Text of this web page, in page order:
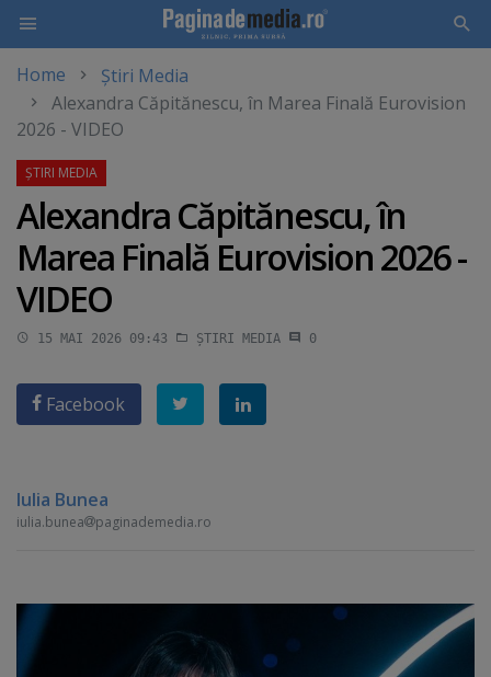
main
content
Home
Știri Media
Alexandra Căpitănescu, în Marea Finală Eurovision
2026 - VIDEO
Alexandra Căpitănescu, în
Marea Finală Eurovision 2026 -
VIDEO
15 MAI 2026 09:43 ȘTIRI MEDIA 0
Facebook
Iulia Bunea
iulia.bunea paginademedia.ro